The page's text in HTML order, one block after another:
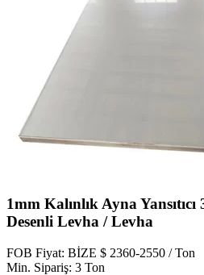
1mm Kalınlık Ayna
Desenli Levha / Levha
FOB Fiyat: BİZE $ 2360-2550 / Ton
Min. Sipariş: 3 Ton